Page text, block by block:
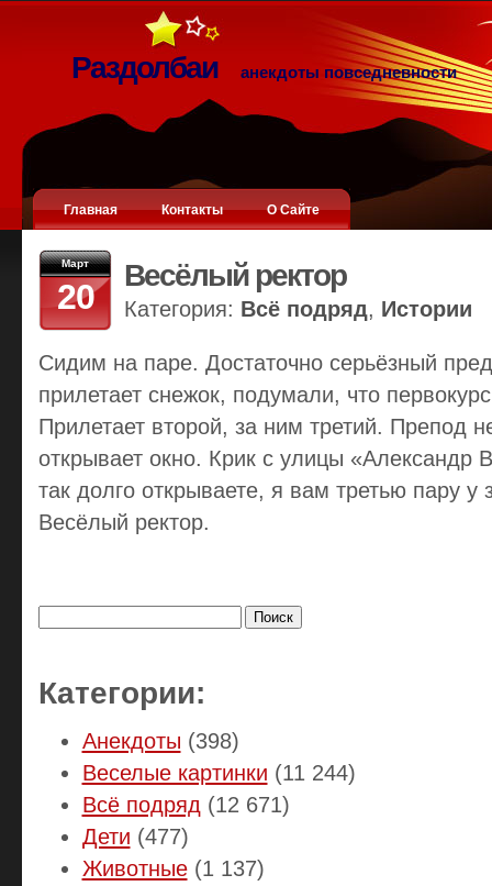
Раздолбаи анекдоты повседневности
Главная Контакты О Сайте
Март
20
Весёлый ректор
Категория: Всё подряд, Истории
Сидим на паре. Достаточно серьёзный
прилетает снежок, подумали, что
Прилетает второй, за ним третий. Препод
открывает окно. Крик с улицы «Александр
так долго открываете, я вам третью пару у
Весёлый ректор.
Категории:
Анекдоты (398)
Веселые картинки (11 244)
Всё подряд (12 671)
Дети (477)
Животные(1 137)